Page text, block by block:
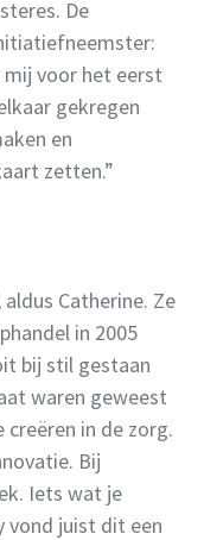
De
mij voor het eerst
gekregen
en
zetten.”
Catherine. Ze
in 2005
bij stil gestaan
waren geweest
creëren in de zorg.
Bij
Iets wat je
vond juist dit een